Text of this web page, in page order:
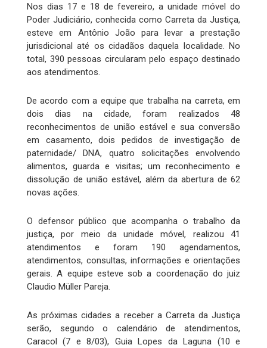
Nos dias 17 e 18 de fevereiro, a unidade móvel do
Poder Judiciário, conhecida como Carreta da Justiça,
esteve em Antônio João para levar a prestação
jurisdicional até os cidadãos daquela localidade. No
total, 390 pessoas circularam pelo espaço destinado
aos atendimentos.
De acordo com a equipe que trabalha na carreta, em
dois dias na cidade, foram realizados 48
reconhecimentos de união estável e sua conversão
em casamento, dois pedidos de investigação de
paternidade/ DNA, quatro solicitações envolvendo
alimentos, guarda e visitas; um reconhecimento e
dissolução de união estável, além da abertura de 62
novas ações.
O defensor público que acompanha o trabalho da
justiça, por meio da unidade móvel, realizou 41
atendimentos e foram 190 agendamentos,
atendimentos, consultas, informações e orientações
gerais. A equipe esteve sob a coordenação do juiz
Claudio Müller Pareja.
As próximas cidades a receber a Carreta da Justiça
serão, segundo o calendário de atendimentos,
Caracol (7 e 8/03), Guia Lopes da Laguna (10 e